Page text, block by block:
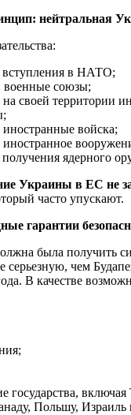
нейтральная
вступления в НАТО;
военные союзы;
на своей территории
иностранные войска;
иностранное
получения ядерного
Украины в ЕС не
часто упускают.
гарантии
была получить
серьезную, чем
В качестве
государства,
Польшу, Израиль